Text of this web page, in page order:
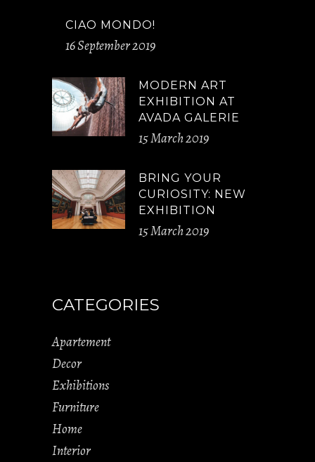
CIAO MONDO!
16 September 2019
MODERN ART
EXHIBITION AT
AVADA GALERIE
15 March 2019
BRING YOUR
CURIOSITY: NEW
EXHIBITION
15 March 2019
CATEGORIES
Apartement
Decor
Exhibitions
Furniture
Home
Interior